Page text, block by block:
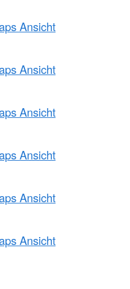
Ansicht
Ansicht
Ansicht
Ansicht
Ansicht
Ansicht